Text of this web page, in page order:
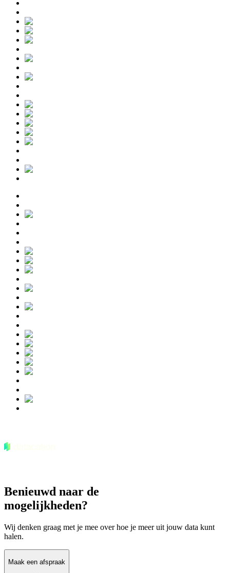
Benieuwd naar de
mogelijkheden?
Wij denken graag met je mee over hoe je meer uit jouw data kunt
halen.
Maak een afspraak